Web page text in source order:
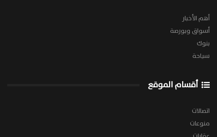
أهم الأخبار
أسواق وبورصة
بنوك
سياحة
أقسام الموقع
اتصالات
منوعات